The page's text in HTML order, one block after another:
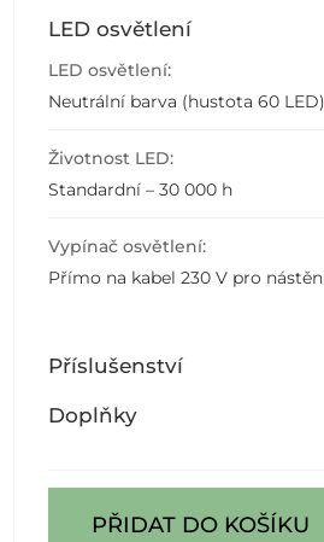
LED osvětlení
LED osvětlení:
Neutrální barva (hustota 60 LED)
Životnost LED:
Standardní – 30 000 h
Vypínač osvětlení:
Přímo na kabel 230 V pro
Příslušenství
Doplňky
PŘIDAT DO KOŠÍKU